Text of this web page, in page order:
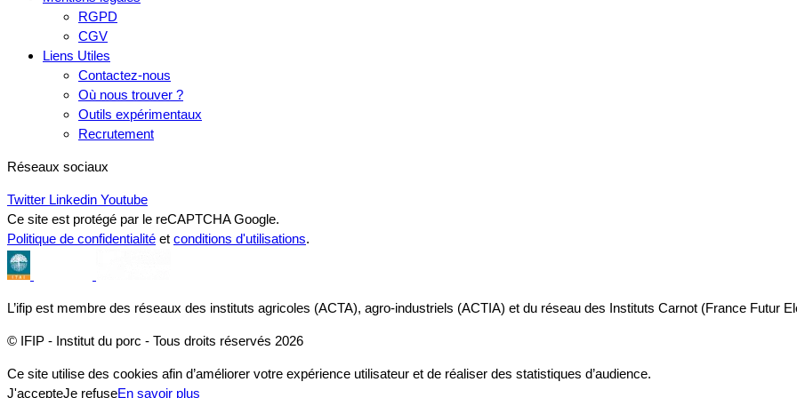
RGPD
CGV
Liens Utiles
Contactez-nous
Où nous trouver ?
Outils expérimentaux
Recrutement
Réseaux sociaux
Twitter Linkedin Youtube
Ce site est protégé par le reCAPTCHA Google.
Politique de confidentialité et conditions d'utilisations.
L’ifip est membre des réseaux des instituts agricoles (ACTA), agro-industriels (ACTIA) et du réseau des Instituts Carnot (France Futur
© IFIP - Institut du porc - Tous droits réservés 2026
Ce site utilise des cookies afin d’améliorer votre expérience utilisateur et de réaliser des statistiques d’audience.
J'accepteJe refuseEn savoir plus